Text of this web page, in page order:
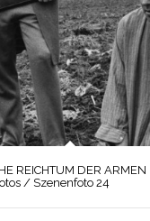
REICHTUM DER
/ Szenenfoto 24